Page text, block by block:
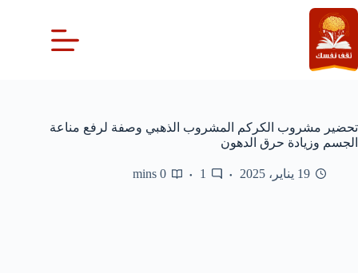
التجاوز
إلى
المحتوى
تحضير مشروب الكركم المشروب الذهبي وصفة لرفع مناعة
الجسم وزيادة حرق الدهون
19 يناير، 2025 1
0 mins